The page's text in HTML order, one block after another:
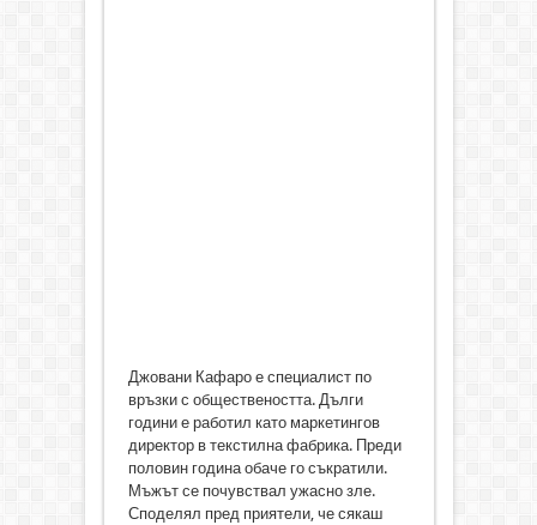
Джовани Кафаро е специалист по
връзки с обществеността. Дълги
години е работил като маркетингов
директор в текстилна фабрика. Преди
половин година обаче го съкратили.
Мъжът се почувствал ужасно зле.
Споделял пред приятели, че сякаш